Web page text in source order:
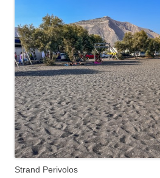
Strand Perivolos